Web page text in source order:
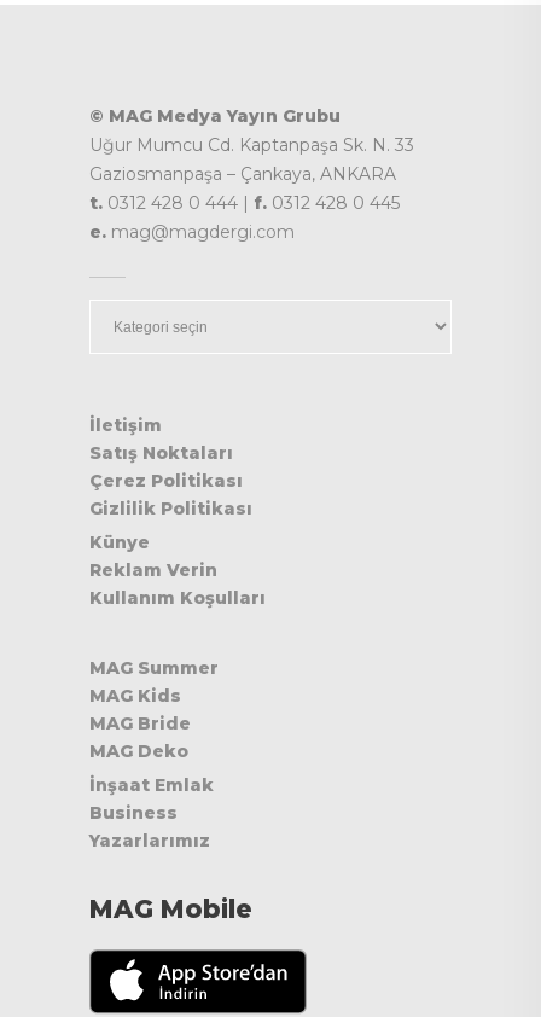
© MAG Medya Yayın Grubu
Uğur Mumcu Cd. Kaptanpaşa Sk. N. 33
Gaziosmanpaşa – Çankaya, ANKARA
t. 0312 428 0 444 | f. 0312 428 0 445
e. mag@magdergi.com
İletişim
Satış Noktaları
Çerez Politikası
Gizlilik Politikası
Künye
Reklam Verin
Kullanım Koşulları
MAG Summer
MAG Kids
MAG Bride
MAG Deko
İnşaat Emlak
Business
Yazarlarımız
MAG Mobile